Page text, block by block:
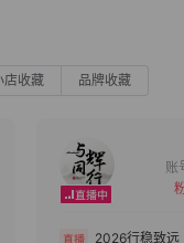
店收藏 品牌收藏
2026行稳致远